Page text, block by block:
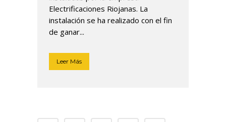
Electrificaciones Riojanas. La
instalación se ha realizado con el fin
de ganar...
Leer Más